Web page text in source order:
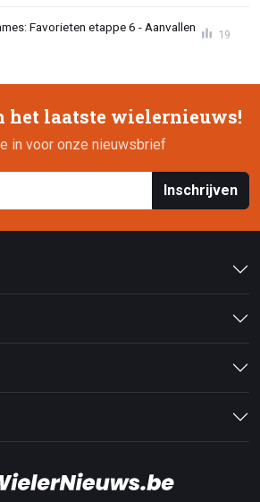
Favorieten etappe 6 - Aanvallen
19
het laatste wielernieuws!
in voor onze nieuwsbrief
Inschrijven